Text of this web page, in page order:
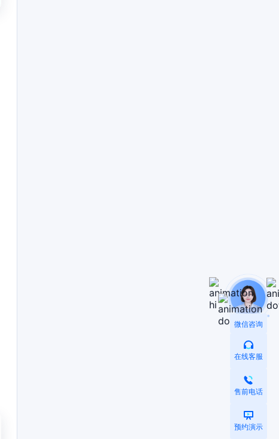
微信咨询
在线客服
售前电话
预约演示